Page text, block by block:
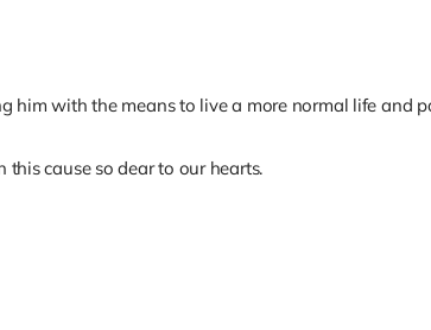
him with the means to live a more normal life and
cause so dear to our hearts.